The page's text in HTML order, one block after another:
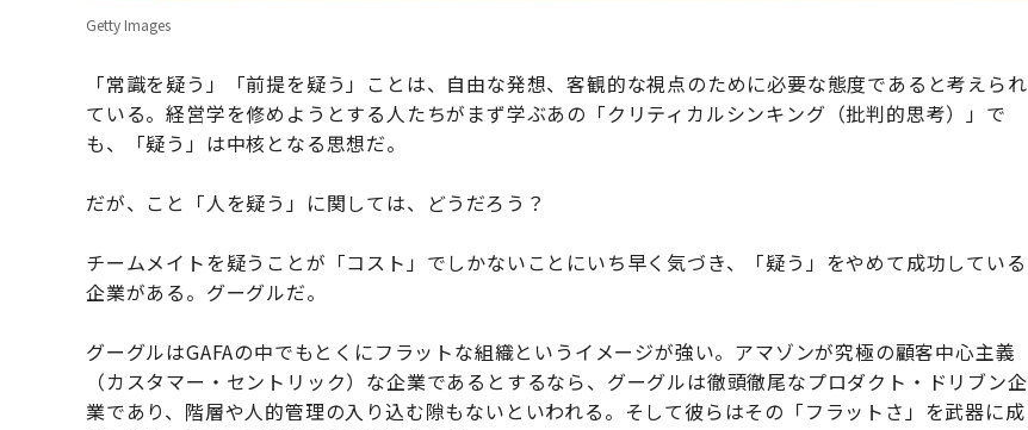
Getty Images
「常識を疑う」「前提を疑う」ことは、自由な発想、客観的な視点のために必要な態度であると考えられ
ている。経営学を修めようとする人たちがまず学ぶあの「クリティカルシンキング（批判的思考）」で
も、「疑う」は中核となる思想だ。
だが、こと「人を疑う」に関しては、どうだろう？
チームメイトを疑うことが「コスト」でしかないことにいち早く気づき、「疑う」をやめて成功している
企業がある。グーグルだ。
グーグルはGAFAの中でもとくにフラットな組織というイメージが強い。アマゾンが究極の顧客中心主義
（カスタマー・セントリック）な企業であるとするなら、グーグルは徹頭徹尾なプロダクト・ドリブン企
業であり、階層や人的管理の入り込む隙もないといわれる。そして彼らはその「フラットさ」を武器に成